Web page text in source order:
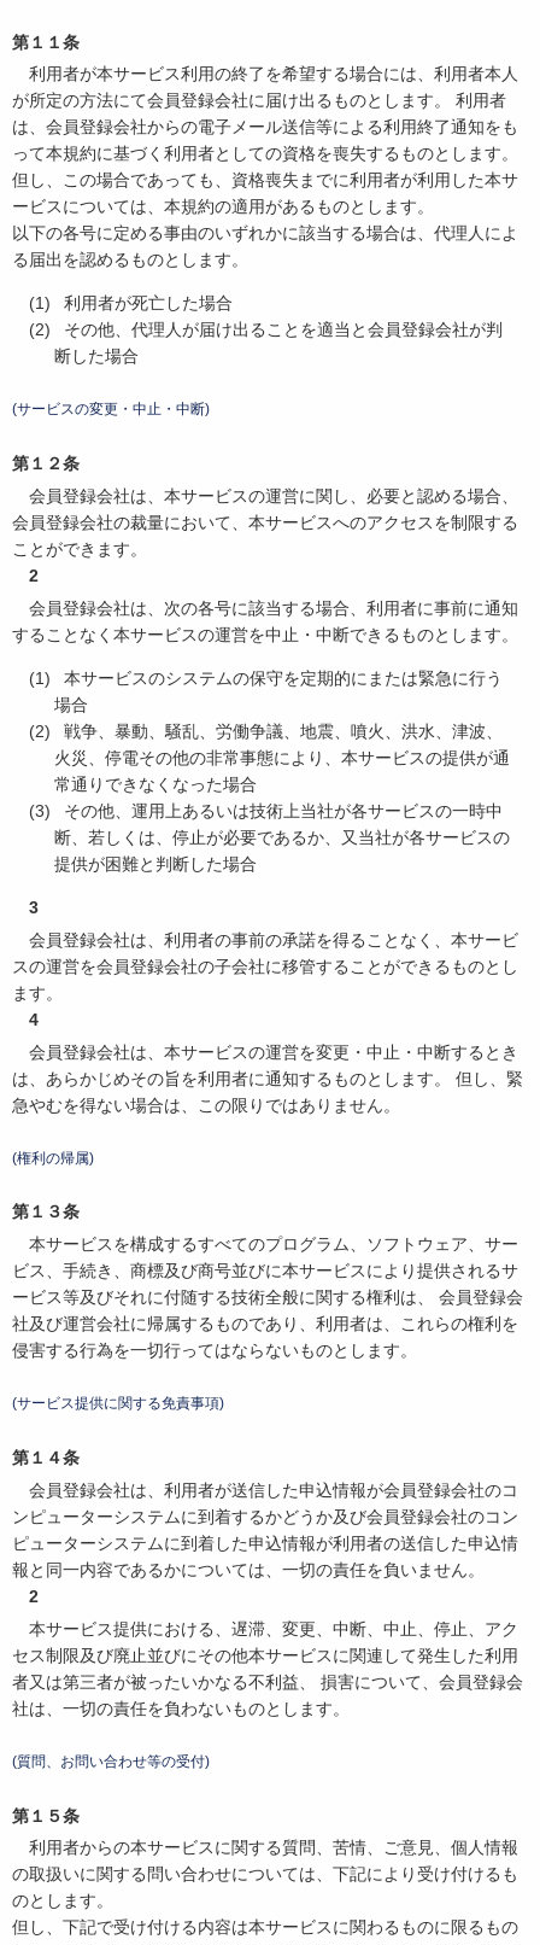
第１１条
利用者が本サービス利用の終了を希望する場合には、利用者本人
が所定の方法にて会員登録会社に届け出るものとします。 利用者
は、会員登録会社からの電子メール送信等による利用終了通知をも
って本規約に基づく利用者としての資格を喪失するものとします。
但し、この場合であっても、資格喪失までに利用者が利用した本サ
ービスについては、本規約の適用があるものとします。
以下の各号に定める事由のいずれかに該当する場合は、代理人によ
る届出を認めるものとします。
利用者が死亡した場合
その他、代理人が届け出ることを適当と会員登録会社が判
断した場合
(サービスの変更・中止・中断)
第１２条
会員登録会社は、本サービスの運営に関し、必要と認める場合、
会員登録会社の裁量において、本サービスへのアクセスを制限する
ことができます。
2
会員登録会社は、次の各号に該当する場合、利用者に事前に通知
することなく本サービスの運営を中止・中断できるものとします。
本サービスのシステムの保守を定期的にまたは緊急に行う
場合
戦争、暴動、騒乱、労働争議、地震、噴火、洪水、津波、
火災、停電その他の非常事態により、本サービスの提供が通
常通りできなくなった場合
その他、運用上あるいは技術上当社が各サービスの一時中
断、若しくは、停止が必要であるか、又当社が各サービスの
提供が困難と判断した場合
3
会員登録会社は、利用者の事前の承諾を得ることなく、本サービ
スの運営を会員登録会社の子会社に移管することができるものとし
ます。
4
会員登録会社は、本サービスの運営を変更・中止・中断するとき
は、あらかじめその旨を利用者に通知するものとします。 但し、緊
急やむを得ない場合は、この限りではありません。
(権利の帰属)
第１３条
本サービスを構成するすべてのプログラム、ソフトウェア、サー
ビス、手続き、商標及び商号並びに本サービスにより提供されるサ
ービス等及びそれに付随する技術全般に関する権利は、 会員登録会
社及び運営会社に帰属するものであり、利用者は、これらの権利を
侵害する行為を一切行ってはならないものとします。
(サービス提供に関する免責事項)
第１４条
会員登録会社は、利用者が送信した申込情報が会員登録会社のコ
ンピューターシステムに到着するかどうか及び会員登録会社のコン
ピューターシステムに到着した申込情報が利用者の送信した申込情
報と同一内容であるかについては、一切の責任を負いません。
2
本サービス提供における、遅滞、変更、中断、中止、停止、アク
セス制限及び廃止並びにその他本サービスに関連して発生した利用
者又は第三者が被ったいかなる不利益、 損害について、会員登録会
社は、一切の責任を負わないものとします。
(質問、お問い合わせ等の受付)
第１５条
利用者からの本サービスに関する質問、苦情、ご意見、個人情報
の取扱いに関する問い合わせについては、下記により受け付けるも
のとします。
但し、下記で受け付ける内容は本サービスに関わるものに限るもの